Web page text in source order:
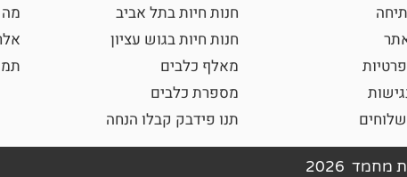
חנות חיות בתל אביב
חנות חיות בגוש עציון
מאלף כלבים
מספרת כלבים
תנו פידבק קבלו הנחה
2026